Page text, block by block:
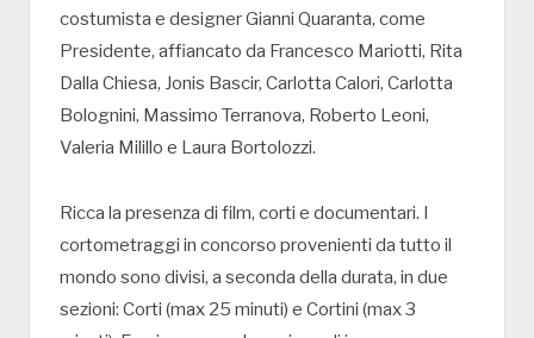
costumista e designer Gianni Quaranta, come
Presidente, affiancato da Francesco Mariotti, Rita
Dalla Chiesa, Jonis Bascir, Carlotta Calori, Carlotta
Bolognini, Massimo Terranova, Roberto Leoni,
Valeria Milillo e Laura Bortolozzi.
Ricca la presenza di film, corti e documentari. I
cortometraggi in concorso provenienti da tutto il
mondo sono divisi, a seconda della durata, in due
sezioni: Corti (max 25 minuti) e Cortini (max 3